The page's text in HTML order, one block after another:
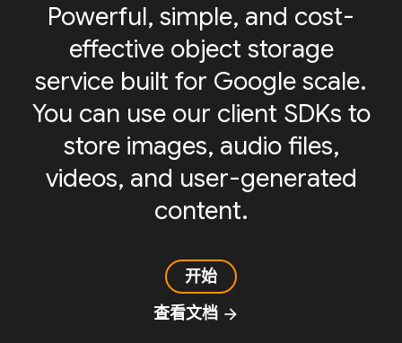
Powerful, simple, and cost-
effective object storage
service built for Google scale.
You can use our client SDKs to
store images, audio files,
videos, and user-generated
content.
开始
查看文档 arrow_forward